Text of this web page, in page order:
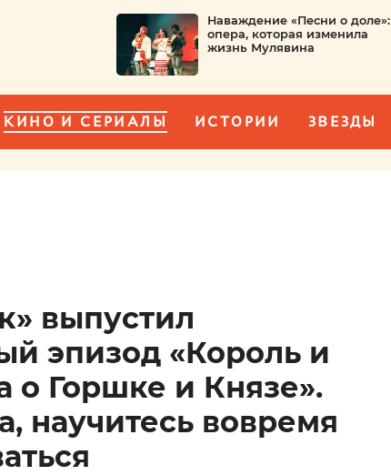
Наваждение «Песни о доле»:
опера, которая изменила
жизнь Мулявина
КИНО И СЕРИАЛЫ ИСТОРИИ ЗВЕЗДЫ
выпустил
эпизод «Король и
о Горшке и Князе».
научитесь вовремя